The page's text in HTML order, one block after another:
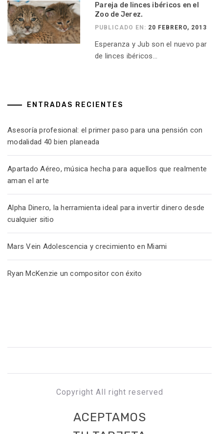
Pareja de linces ibéricos en el
Zoo de Jerez.
PUBLICADO EN: 20 FEBRERO, 2013
Esperanza y Jub son el nuevo par
de linces ibéricos...
ENTRADAS RECIENTES
Asesoría profesional: el primer paso para una pensión con
modalidad 40 bien planeada
Apartado Aéreo, música hecha para aquellos que realmente
aman el arte
Alpha Dinero, la herramienta ideal para invertir dinero desde
cualquier sitio
Mars Vein Adolescencia y crecimiento en Miami
Ryan McKenzie un compositor con éxito
Copyright All right reserved
ACEPTAMOS